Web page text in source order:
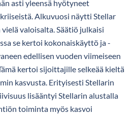
asti yleensä hyötyneet
Alkuvuosi näytti Stellar
valoisalta. Säätiö julkaisi
se kertoi kokonaiskäyttö ja -
edellisen vuoden viimeiseen
kertoi sijoittajille selkeää kieltä
kasvusta. Erityisesti Stellarin
lisääntyi Stellarin alustalla
toiminta myös kasvoi